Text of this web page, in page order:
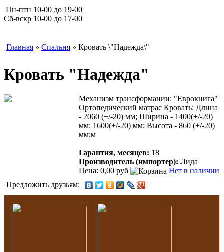
Пн-птн 10-00 до 19-00
Сб-вскр 10-00 до 17-00
Главная » Спальня » Кровать \"Надежда\"
Кровать "Надежда"
Механизм трансформации: "Еврокнига"
Ортопедический матрас Кровать: Длина
- 2060 (+/-20) мм; Ширина - 1400(+/-20)
мм; 1600(+/-20) мм; Высота - 860 (+/-20)
мм;м
Гарантия, месяцев: 18
Производитель (импортер): Лида
Цена: 0,00 руб
Нет в наличии
Предложить друзьям: